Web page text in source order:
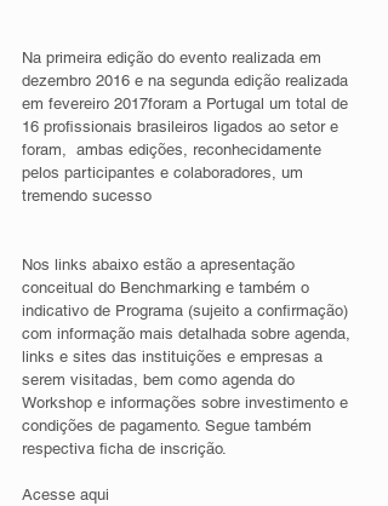
Na primeira edição do evento realizada em
dezembro 2016 e na segunda edição realizada
em fevereiro 2017foram a Portugal um total de
16 profissionais brasileiros ligados ao setor e
foram,  ambas edições, reconhecidamente
pelos participantes e colaboradores, um
tremendo sucesso
Nos links abaixo estão a apresentação
conceitual do Benchmarking e também o
indicativo de Programa (sujeito a confirmação)
com informação mais detalhada sobre agenda,
links e sites das instituições e empresas a
serem visitadas, bem como agenda do
Workshop e informações sobre investimento e
condições de pagamento. Segue também
respectiva ficha de inscrição.
Acesse aqui